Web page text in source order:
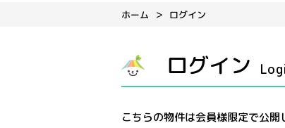
ホーム ログイン
ログイン
こちらの物件は会員様限定で公